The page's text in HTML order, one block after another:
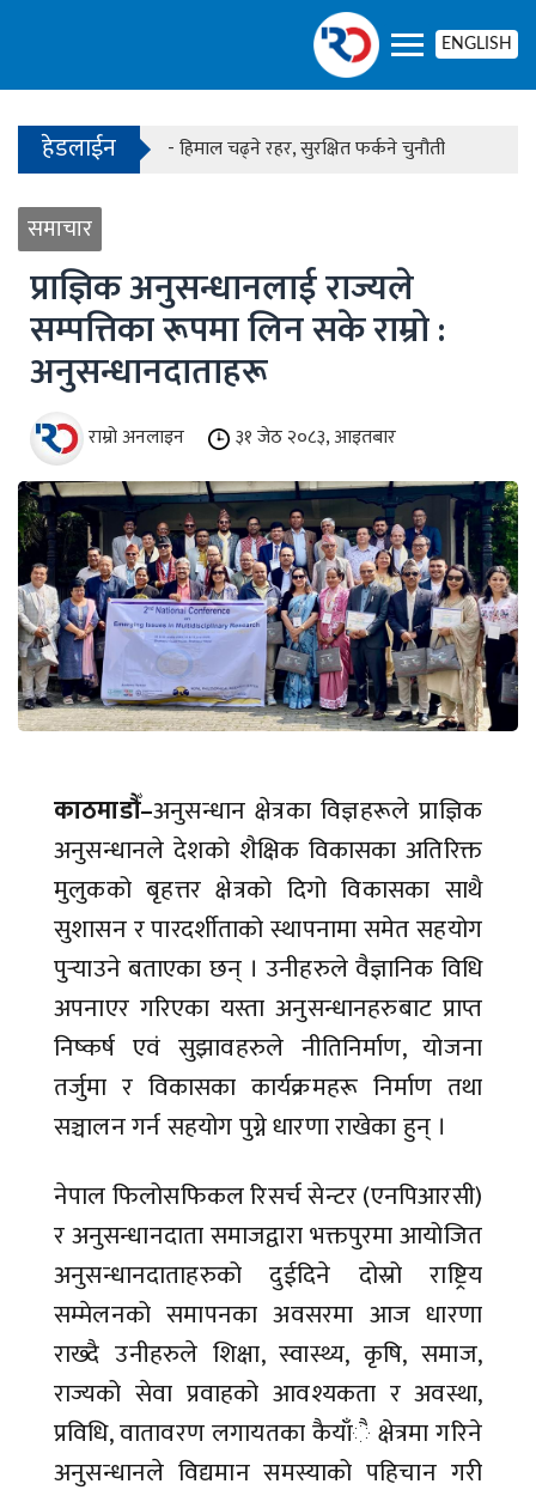
ENGLISH
हेडलाईन
- काठमाडौंको बाँसबारीमा खुल्यो अत्याधुनिक इभेन्ट
- हिमाल चढ्ने रहर, सुरक्षित फर्कने चुनौती
समाचार
प्राज्ञिक अनुसन्धानलाई राज्यले
सम्पत्तिका रूपमा लिन सके राम्रो :
अनुसन्धानदाताहरू
राम्रो अनलाइन ३१ जेठ २०८३, आइतबार
काठमाडौँ–अनुसन्धान क्षेत्रका विज्ञहरूले प्राज्ञिक
अनुसन्धानले देशको शैक्षिक विकासका अतिरिक्त
मुलुकको बृहत्तर क्षेत्रको दिगो विकासका साथै
सुशासन र पारदर्शीताको स्थापनामा समेत सहयोग
पुर्‍याउने बताएका छन् । उनीहरुले वैज्ञानिक विधि
अपनाएर गरिएका यस्ता अनुसन्धानहरुबाट प्राप्त
निष्कर्ष एवं सुझावहरुले नीतिनिर्माण, योजना
तर्जुमा र विकासका कार्यक्रमहरू निर्माण तथा
सञ्चालन गर्न सहयोग पुग्ने धारणा राखेका हुन् ।
नेपाल फिलोसफिकल रिसर्च सेन्टर (एनपिआरसी)
र अनुसन्धानदाता समाजद्वारा भक्तपुरमा आयोजित
अनुसन्धानदाताहरुको दुईदिने दोस्रो राष्ट्रिय
सम्मेलनको समापनका अवसरमा आज धारणा
राख्दै उनीहरुले शिक्षा, स्वास्थ्य, कृषि, समाज,
राज्यको सेवा प्रवाहको आवश्यकता र अवस्था,
प्रविधि, वातावरण लगायतका कैयाँै क्षेत्रमा गरिने
अनुसन्धानले विद्यमान समस्याको पहिचान गरी